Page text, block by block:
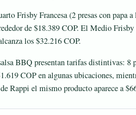
Frisby Francesa (2 presas con papa a
de $18.389 COP. El Medio Frisby
los $32.216 COP.
BBQ presentan tarifas distintivas: 8
COP en algunas ubicaciones,
Rappi el mismo producto aparece a